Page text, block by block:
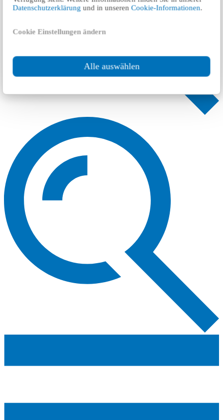
Datenschutzerklärung und in unserenCookie-Informationen.
Cookie Einstellungen ändern
Alle auswählen